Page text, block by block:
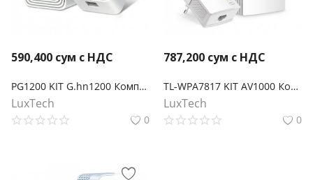
590,400 сум с НДС
PG1200 KIT G.hn1200 Комплект гигабитных Powerline-адаптеров
LuxTech
0
787,200 сум с НДС
TL-WPA7817 KIT AV1000 Комплект гигабитных Powerline-адаптеров с AX1500 Wi-Fi 6
LuxTech
0